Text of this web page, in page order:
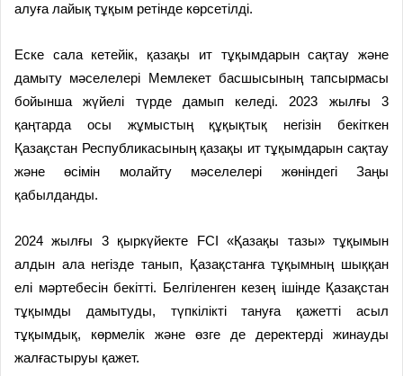
алуға лайық тұқым ретінде көрсетілді.
Еске сала кетейік, қазақы ит тұқымдарын сақтау және
дамыту мәселелері Мемлекет басшысының тапсырмасы
бойынша жүйелі түрде дамып келеді. 2023 жылғы 3
қаңтарда осы жұмыстың құқықтық негізін бекіткен
Қазақстан Республикасының қазақы ит тұқымдарын сақтау
және өсімін молайту мәселелері жөніндегі Заңы
қабылданды.
2024 жылғы 3 қыркүйекте FCI «Қазақы тазы» тұқымын
алдын ала негізде танып, Қазақстанға тұқымның шыққан
елі мәртебесін бекітті. Белгіленген кезең ішінде Қазақстан
тұқымды дамытуды, түпкілікті тануға қажетті асыл
тұқымдық, көрмелік және өзге де деректерді жинауды
жалғастыруы қажет.